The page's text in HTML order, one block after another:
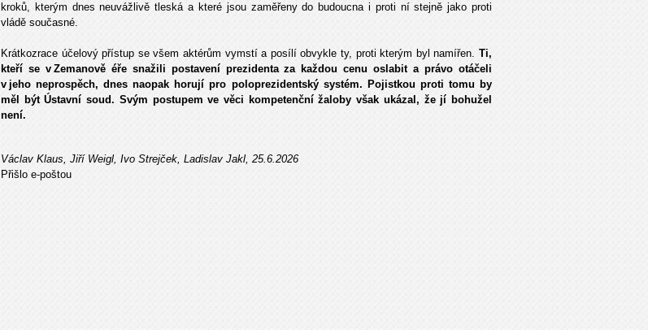
kroků, kterým dnes neuvážlivě tleská a které jsou zaměřeny do budoucna i proti ní stejně jako proti
vládě současné.
Krátkozrace účelový přístup se všem aktérům vymstí a posílí obvykle ty, proti kterým byl namířen. Ti,
kteří se v Zemanově éře snažili postavení prezidenta za každou cenu oslabit a právo otáčeli
v jeho neprospěch, dnes naopak horují pro poloprezidentský systém. Pojistkou proti tomu by
měl být Ústavní soud. Svým postupem ve věci kompetenční žaloby však ukázal, že jí bohužel
není.
Václav Klaus, Jiří Weigl, Ivo Strejček, Ladislav Jakl, 25.6.2026
Přišlo e-poštou